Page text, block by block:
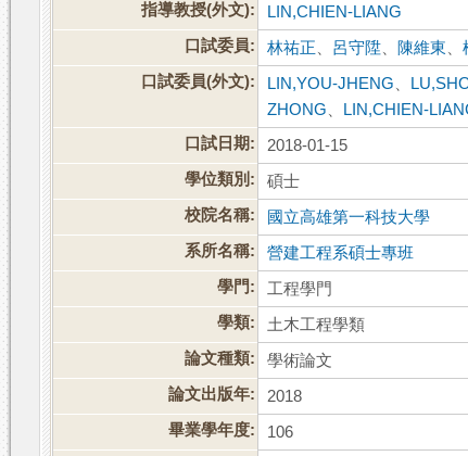
指導教授(外文):
LIN,CHIEN-LIANG
口試委員:
林祐正 呂守陞 陳維東 、
口試委員(外文):
LIN,YOU-JHENG
ZHONG
LIN,CHIEN-
口試日期:
2018-01-15
學位類別:
碩士
校院名稱:
國立高雄第一科技大學
系所名稱:
營建工程系碩士專班
學門:
工程學門
學類:
土木工程學類
論文種類:
學術論文
論文出版年:
2018
畢業學年度:
106